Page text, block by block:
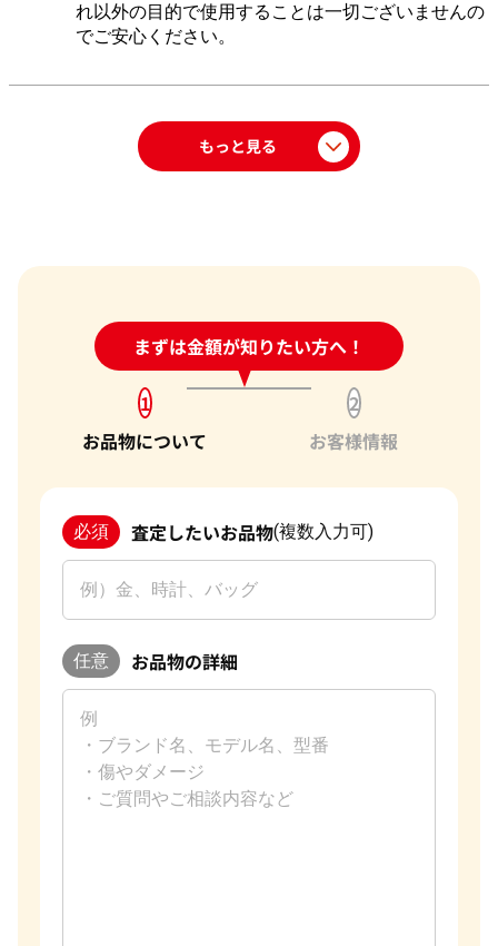
れ以外の目的で使用することは一切ございませんの
でご安心ください。
もっと見る
まずは金額が知りたい方へ！
24時間受付中!問い合わせフォーム
1
お品物について
2
お客様情報
必須 査定したいお品物(複数入力可)
任意 お品物の詳細